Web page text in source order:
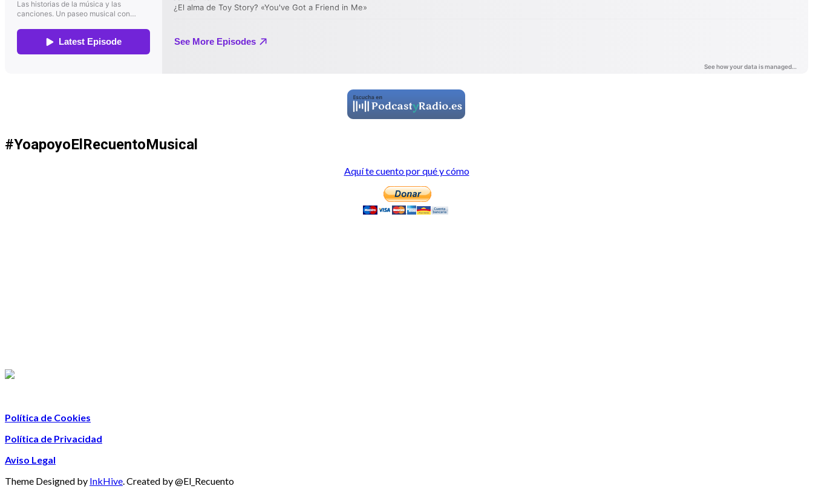
#YoapoyoElRecuentoMusical
Aquí te cuento por qué y cómo
Política de Cookies
Política de Privacidad
Aviso Legal
Theme Designed by InkHive Created by @El_Recuento